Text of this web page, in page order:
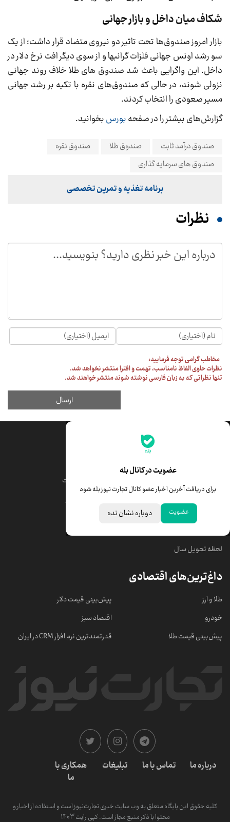
عضویت در کانال بله
برای دریافت آخرین اخبار عضو کانال تجارت نیوز بله شود
عضویت دوباره نشان نده
جدیدترین قیمت‌ها
قیمت درهم امارات
خبرهای مهم
لحظه تحویل سال
داغ‌ترین‌های اقتصادی
طلا و ارز
خودرو
پیش‌بینی قیمت طلا
پیش‌بینی قیمت دلار
اقتصاد سبز
قدرتمندترین نرم‌ افزار CRM در ایران
درباره ما تماس با ما تبلیغات
همکاری با
ما
کلیه حقوق این پایگاه متعلق به وب سایت خبری تجارت‌نیوز است و استفاده از اخبار و
محتوا با ذکر منبع مجاز است. کپی رایت 1403